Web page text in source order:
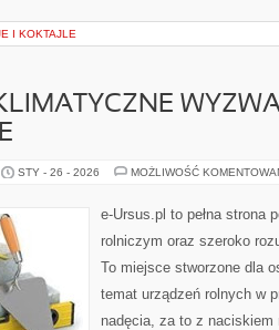
I KOKTAJLE
STY - 26 - 2026 MOŻLIWOŚĆ
e-Ursus.pl to pełna strona
rolniczym oraz szeroko
To miejsce stworzone dla
temat urządzeń rolnych w
nadęcia, za to z